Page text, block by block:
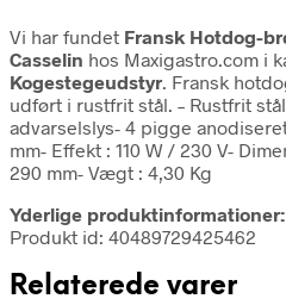
Vi har fundet Fransk Hotdog-
Casselin hos Maxigastro.com i
Kogestegeudstyr. Fransk
udført i rustfrit stål. – Rustfrit
advarselslys- 4 pigge
mm- Effekt : 110 W / 230 V-
290 mm- Vægt : 4,30 Kg
Yderlige produktinformationer:
Produkt id: 40489729425462
Relaterede varer